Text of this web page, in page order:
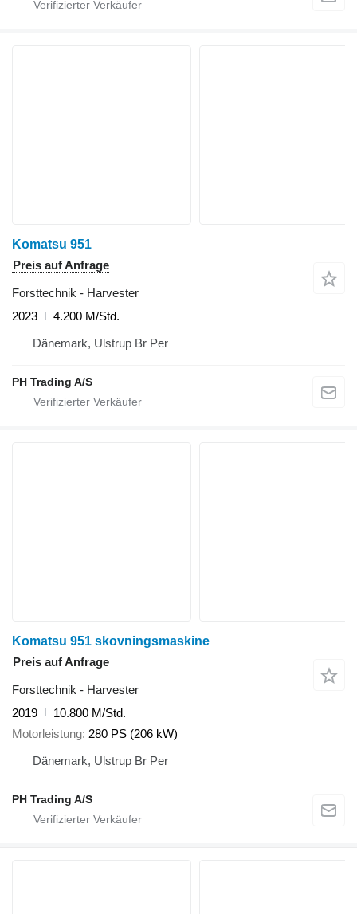
Komatsu 951
Preis auf Anfrage
Forsttechnik - Harvester
2023
4.200 M/Std.
Dänemark, Ulstrup Br Per
PH Trading A/S
Komatsu 951 skovningsmaskine
Preis auf Anfrage
Forsttechnik - Harvester
2019
10.800 M/Std.
Motorleistung 280 PS (206 kW)
Dänemark, Ulstrup Br Per
PH Trading A/S